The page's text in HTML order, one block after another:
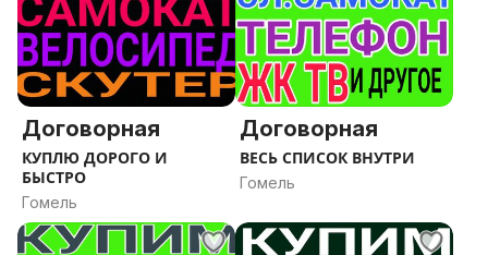
Договорная
КУПЛЮ ДОРОГО И
БЫСТРО
Гомель
Договорная
ВЕСЬ СПИСОК ВНУТРИ
Гомель